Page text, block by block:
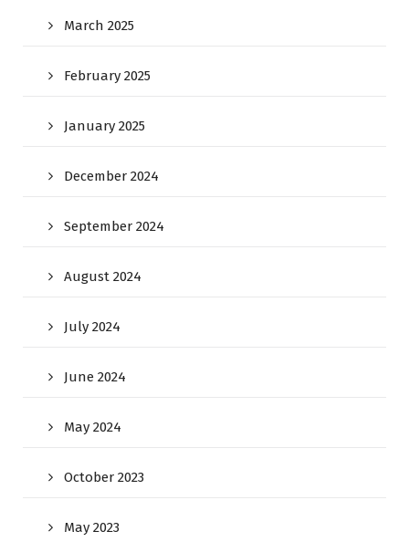
March 2025
February 2025
January 2025
December 2024
September 2024
August 2024
July 2024
June 2024
May 2024
October 2023
May 2023